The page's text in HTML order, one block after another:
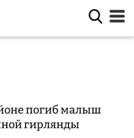
погиб малыш
гирлянды